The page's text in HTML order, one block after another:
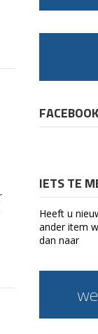
FACEBOOK
IETS TE
Heeft u
ander item
dan naar